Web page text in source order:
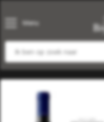
Menu